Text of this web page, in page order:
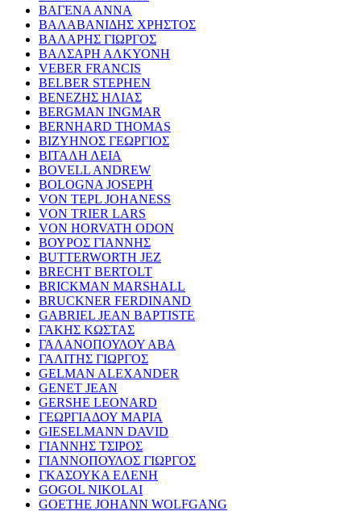
ΒΑΓΕΝΑ ΑΝΝΑ
ΒΑΛΑΒΑΝΙΔΗΣ ΧΡΗΣΤΟΣ
ΒΑΛΑΡΗΣ ΓΙΩΡΓΟΣ
ΒΑΛΣΑΡΗ ΑΛΚΥΟΝΗ
VEBER FRANCIS
BELBER STEPHEN
ΒΕΝΕΖΗΣ ΗΛΙΑΣ
BERGMAN INGMAR
BERNHARD THOMAS
ΒΙΖΥΗΝΟΣ ΓΕΩΡΓΙΟΣ
ΒΙΤΑΛΗ ΛΕΙΑ
BOVELL ANDREW
BOLOGNA JOSEPH
VON TEPL JOHANESS
VON TRIER LARS
VON HORVATH ODON
ΒΟΥΡΟΣ ΓΙΑΝΝΗΣ
BUTTERWORTH JEZ
BRECHT BERTOLT
BRICKMAN MARSHALL
BRUCKNER FERDINAND
GABRIEL JEAN BAPTISTE
ΓΑΚΗΣ ΚΩΣΤΑΣ
ΓΑΛΑΝΟΠΟΥΛΟΥ ΑΒΑ
ΓΑΛΙΤΗΣ ΓΙΩΡΓΟΣ
GELMAN ALEXANDER
GENET JEAN
GERSHE LEONARD
ΓΕΩΡΓΙΑΔΟΥ ΜΑΡΙΑ
GIESELMANN DAVID
ΓΙΑΝΝΗΣ ΤΣΙΡΟΣ
ΓΙΑΝΝΟΠΟΥΛΟΣ ΓΙΩΡΓΟΣ
ΓΚΑΣΟΥΚΑ ΕΛΕΝΗ
GOGOL NIKOLAI
GOETHE JOHANN WOLFGANG